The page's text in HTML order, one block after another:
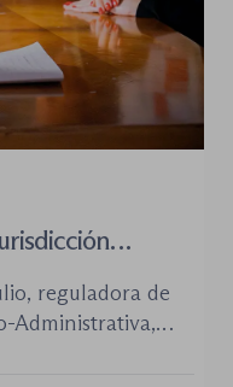
reguladora de
Administrativa,